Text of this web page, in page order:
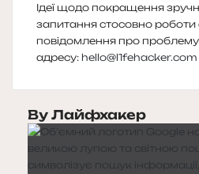
Ідеї щодо покращення
запитання стосовно роботи
повідомлення про
адресу: hello@l1fehacker.com
By Лайфхакер